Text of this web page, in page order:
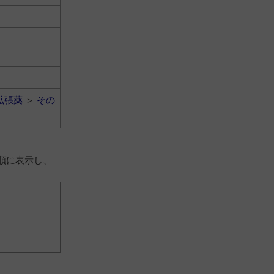
張薬 ＞ その
表示し、